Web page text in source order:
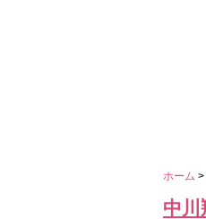
ホーム >
中川